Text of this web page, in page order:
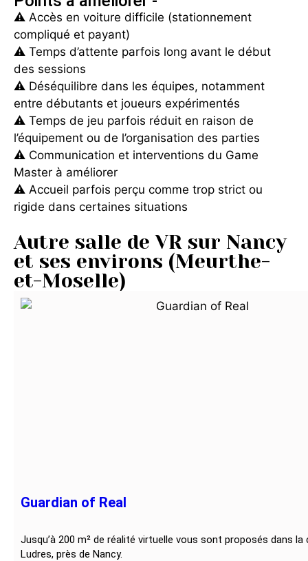
⚠️ Accès en voiture difficile (stationnement
compliqué et payant)
⚠️ Temps d’attente parfois long avant le début
des sessions
⚠️ Déséquilibre dans les équipes, notamment
entre débutants et joueurs expérimentés
⚠️ Temps de jeu parfois réduit en raison de
l’équipement ou de l’organisation des parties
⚠️ Communication et interventions du Game
Master à améliorer
⚠️ Accueil parfois perçu comme trop strict ou
rigide dans certaines situations
Autre salle de VR sur Nancy
et ses environs (Meurthe-
et-Moselle)
Guardian of Real
Jusqu’à 200 m² de réalité virtuelle vous sont proposés dans la
Ludres, près de Nancy.